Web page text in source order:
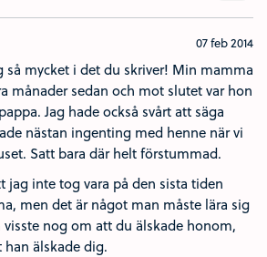
07 feb 2014
så mycket i det du skriver! Min mamma
månader sedan och mot slutet var hon
Jag hade också svårt att säga
nästan ingenting med henne när vi
Satt bara där helt förstummad.
jag inte tog vara på den sista tiden
men det är något man måste lära sig
nog om att du älskade honom,
älskade dig.